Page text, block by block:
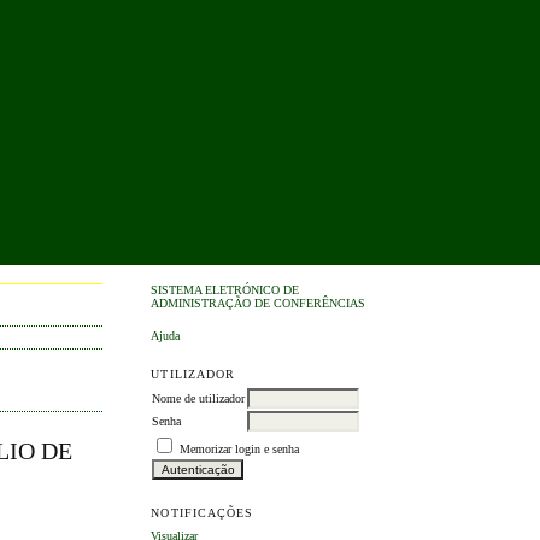
SISTEMA ELETRÓNICO DE
ADMINISTRAÇÃO DE CONFERÊNCIAS
Ajuda
UTILIZADOR
Nome de utilizador
Senha
Memorizar login e senha
NOTIFICAÇÕES
Visualizar
DE